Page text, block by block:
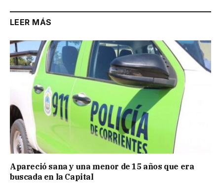
LEER MÁS
Apareció sana y una menor de 15 años que era
buscada en la Capital